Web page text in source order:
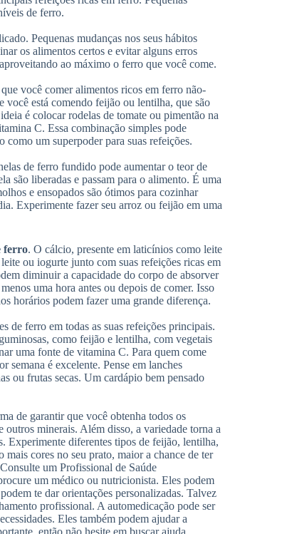
de ferro.
Pequenas mudanças nos seus hábitos
os alimentos certos e evitar alguns erros
ao máximo o ferro que você come.
você comer alimentos ricos em ferro não-
você está comendo feijão ou lentilha, que são
é colocar rodelas de tomate ou pimentão na
C. Essa combinação simples pode
como um superpoder para suas refeições.
de ferro fundido pode aumentar o teor de
são liberadas e passam para o alimento. É uma
e ensopados são ótimos para cozinhar
Experimente fazer seu arroz ou feijão em uma
ferro. O cálcio, presente em laticínios como leite
ou iogurte junto com suas refeições ricas em
diminuir a capacidade do corpo de absorver
uma hora antes ou depois de comer. Isso
horários podem fazer uma grande diferença.
de ferro em todas as suas refeições principais.
como feijão e lentilha, com vegetais
uma fonte de vitamina C. Para quem come
semana é excelente. Pense em lanches
ou frutas secas. Um cardápio bem pensado
de garantir que você obtenha todos os
outros minerais. Além disso, a variedade torna a
Experimente diferentes tipos de feijão, lentilha,
cores no seu prato, maior a chance de ter
Consulte um Profissional de Saúde
um médico ou nutricionista. Eles podem
te dar orientações personalizadas. Talvez
profissional. A automedicação pode ser
Eles também podem ajudar a